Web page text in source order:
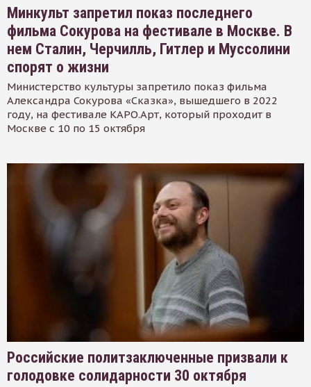
Минкульт запретил показ последнего
фильма Сокурова на фестивале в Москве. В
нем Сталин, Черчилль, Гитлер и Муссолини
спорят о жизни
Министерство культуры запретило показ фильма
Александра Сокурова «Сказка», вышедшего в 2022
году, на фестивале КАРО.Арт, который проходит в
Москве с 10 по 15 октября
Российские политзаключенные призвали к
голодовке солидарности 30 октября